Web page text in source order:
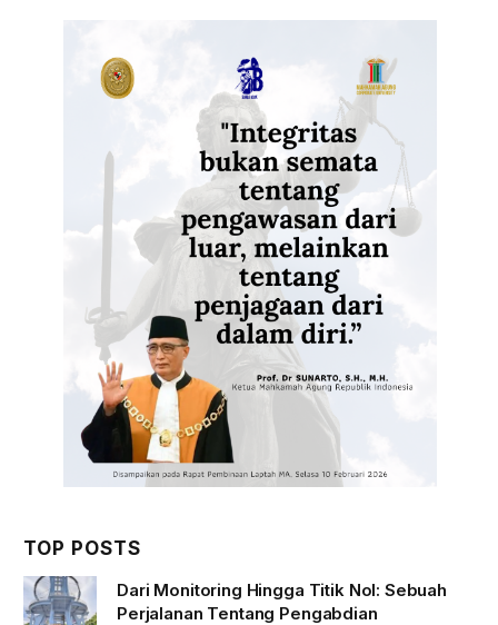
TOP POSTS
Dari Monitoring Hingga Titik Nol: Sebuah
Perjalanan Tentang Pengabdian